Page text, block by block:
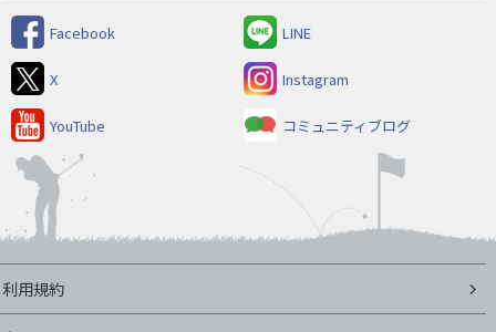
Facebook LINE
X Instagram
YouTube コミュニティブログ
利用規約